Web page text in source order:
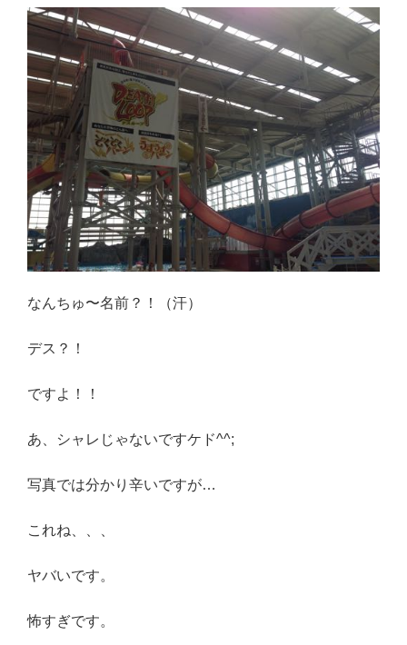
なんちゅ〜名前？！（汗）
デス？！
ですよ！！
あ、シャレじゃないですケド^^;
写真では分かり辛いですが…
これね、、、
ヤバいです。
怖すぎです。